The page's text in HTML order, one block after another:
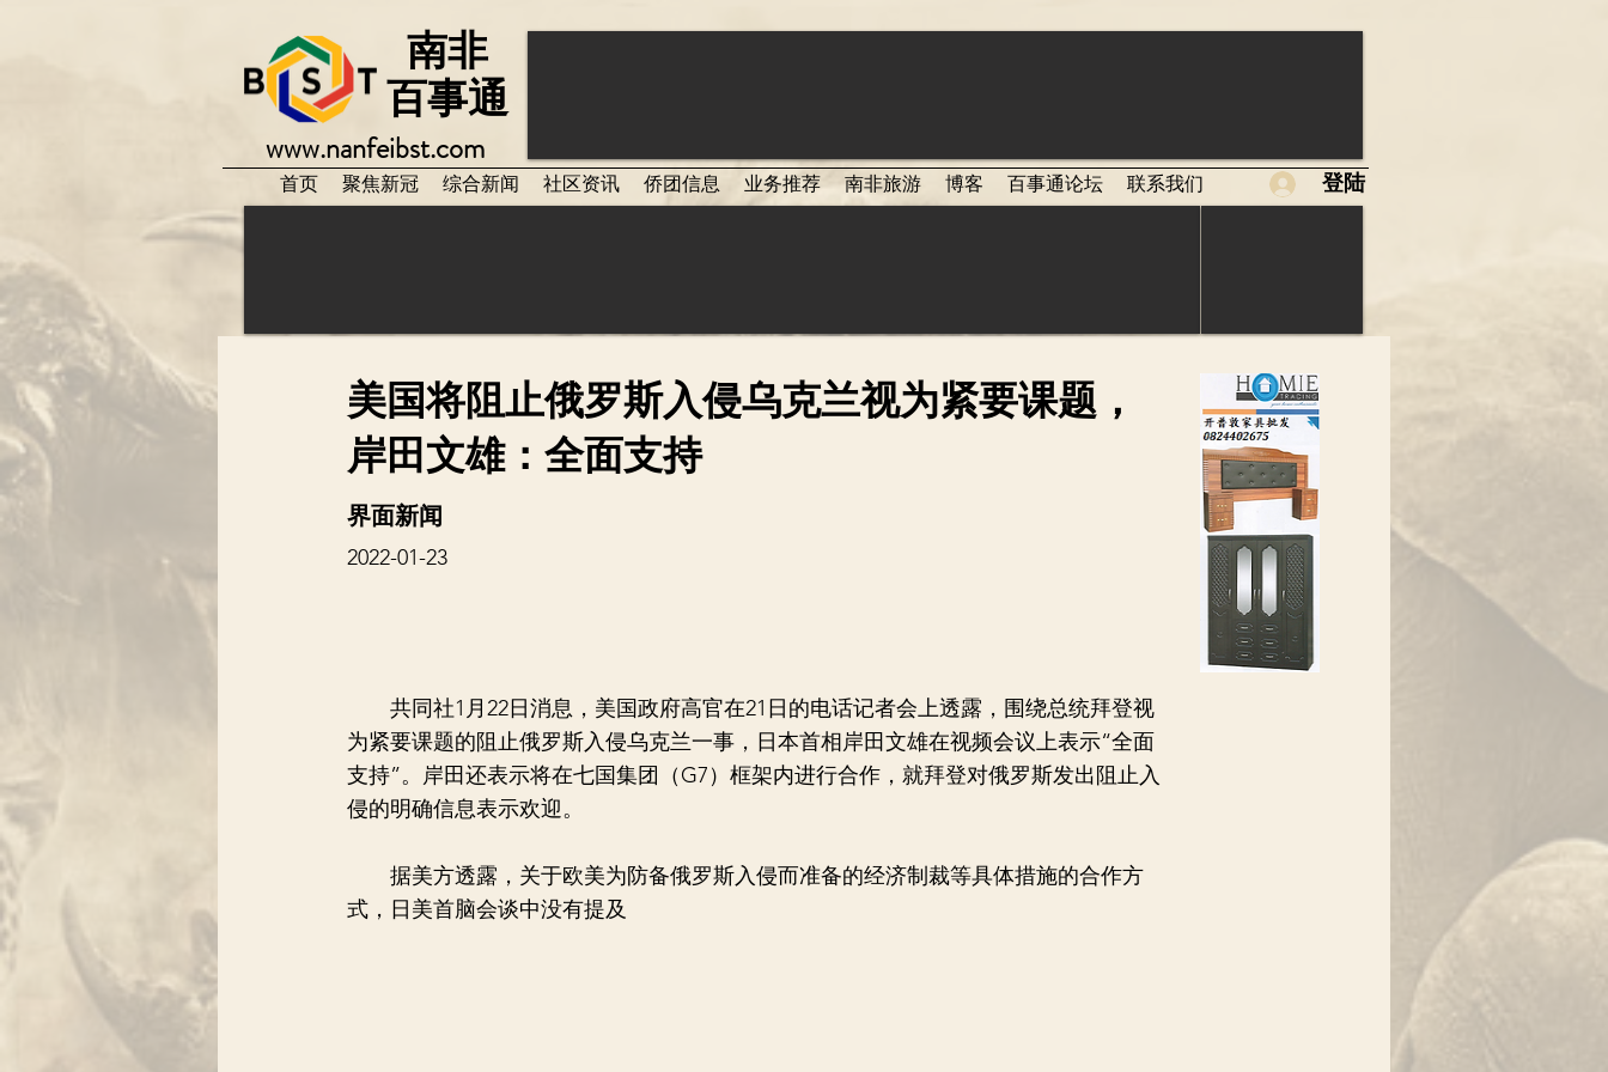
www.nanfeibst.com
百事通
南非
登陆
首页 聚焦新冠 综合新闻 社区资讯 侨团信息 业务推荐 南非旅游 博客 百事通论坛 联系我们
美国将阻止俄罗斯入侵乌克兰视为紧要课题，
岸田文雄：全面支持
界面新闻
2022-01-23
共同社1月22日消息，美国政府高官在21日的电话记者会上透露，围绕总统拜登视
为紧要课题的阻止俄罗斯入侵乌克兰一事，日本首相岸田文雄在视频会议上表示“全面
支持”。岸田还表示将在七国集团（G7）框架内进行合作，就拜登对俄罗斯发出阻止入
侵的明确信息表示欢迎。
据美方透露，关于欧美为防备俄罗斯入侵而准备的经济制裁等具体措施的合作方
式，日美首脑会谈中没有提及